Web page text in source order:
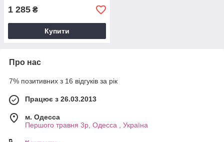
1 285 ₴
Купити
Про нас
7% позитивних з 16 відгуків за рік
Працює з 26.03.2013
м. Одесса
Першого травня 3р, Одесса , Україна